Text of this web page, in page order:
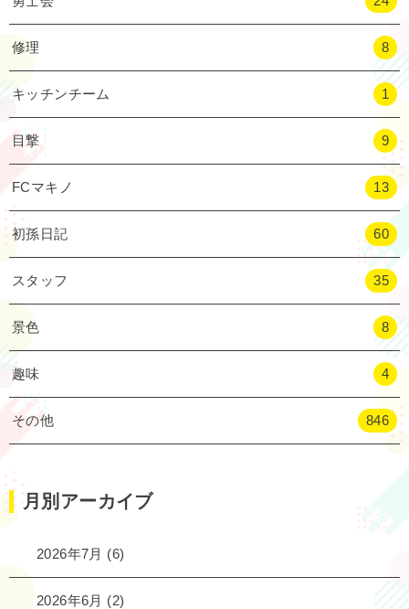
修理 8
キッチンチーム 1
目撃 9
FCマキノ 13
初孫日記 60
スタッフ 35
景色 8
趣味 4
その他 846
月別アーカイブ
2026年7月 (6)
2026年6月 (2)